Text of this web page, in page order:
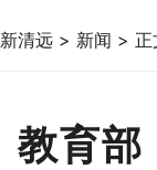
新清远 > 新闻 > 正
教育部